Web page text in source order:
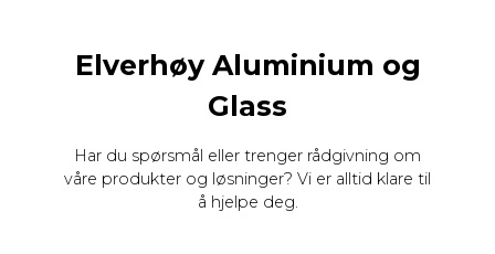
Elverhøy Aluminium og
Glass
Har du spørsmål eller trenger rådgivning om
våre produkter og løsninger? Vi er alltid klare til
å hjelpe deg.